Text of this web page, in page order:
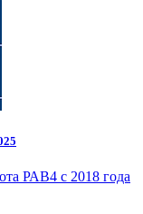
РАВ4 с 2018 года